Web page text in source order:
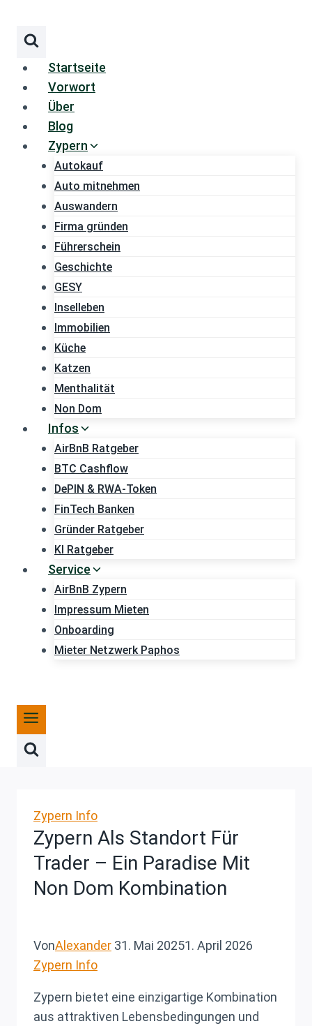
springen
Startseite
Vorwort
Über
Blog
Zypern
Autokauf
Auto mitnehmen
Auswandern
Firma gründen
Führerschein
Geschichte
GESY
Inselleben
Immobilien
Küche
Katzen
Menthalität
Non Dom
Infos
AirBnB Ratgeber
BTC Cashflow
DePIN & RWA-Token
FinTech Banken
Gründer Ratgeber
KI Ratgeber
Service
AirBnB Zypern
Impressum Mieten
Onboarding
Mieter Netzwerk Paphos
Zypern Info
Zypern Als Standort Für
Trader – Ein Paradise Mit
Non Dom Kombination
VonAlexander 31. Mai 20251. April 2026
Zypern Info
Zypern bietet eine einzigartige Kombination
aus attraktiven Lebensbedingungen und